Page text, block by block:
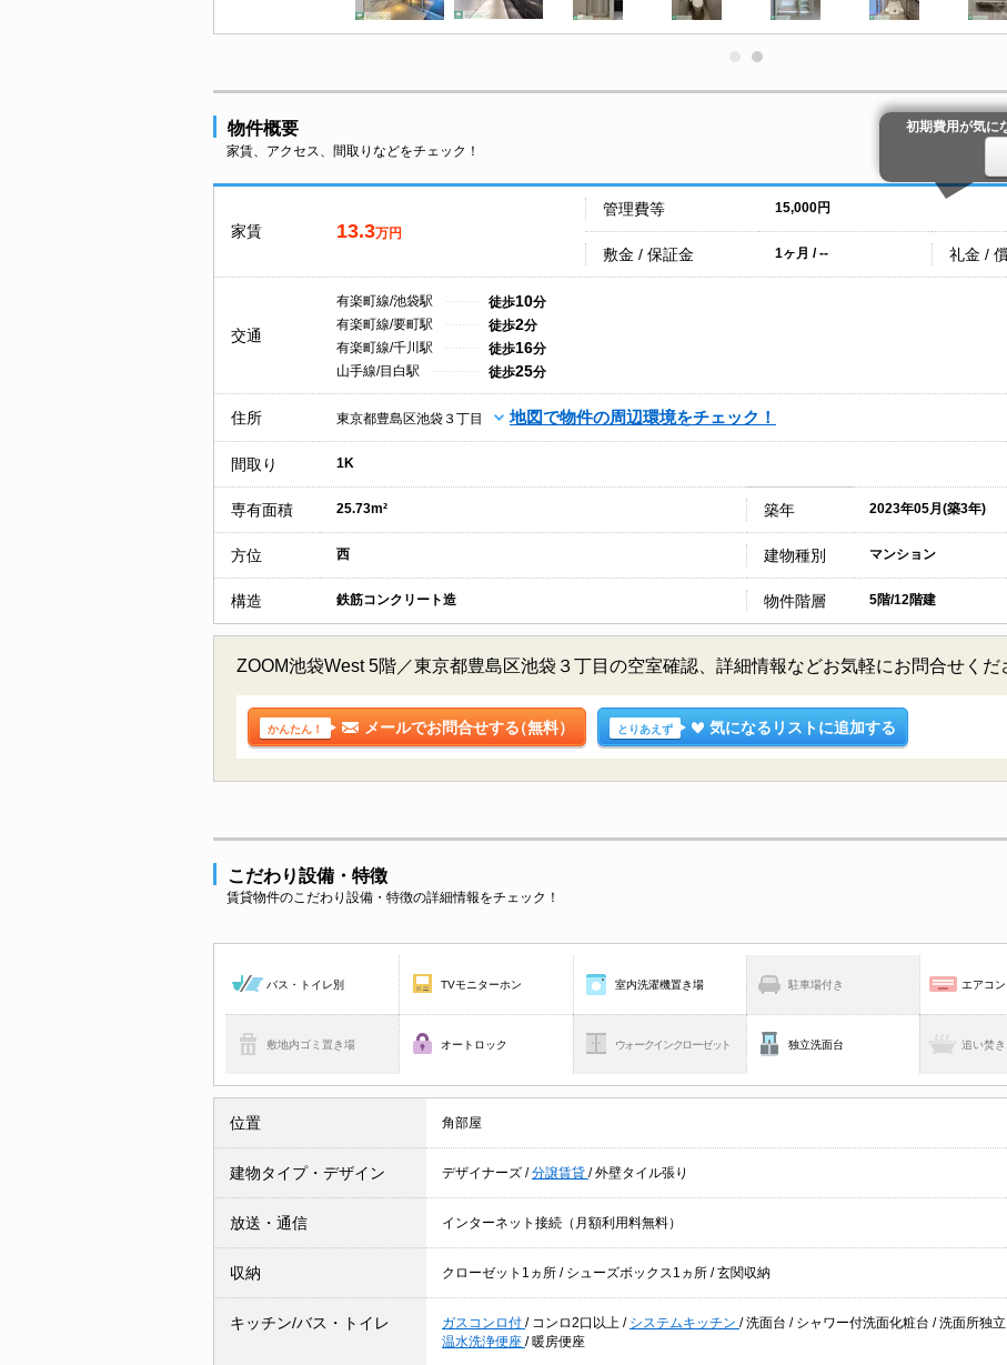
物件概要
家賃、アクセス、間取りなどをチェック！
初期費用が気に
家賃 13.3万円
管理費等 15,000円
敷金 / 保証金 1ヶ月 / -- 礼金 /
交通
有楽町線/池袋駅 徒歩10分
有楽町線/要町駅
徒歩2分
有楽町線/千川駅
徒歩16分
山手線/目白駅
徒歩25分
住所 東京都豊島区池袋３丁目 地図で物件の周辺環境をチェック！
間取り 1K
専有面積 25.73m² 築年 2023年05月(築3年)
方位 西 建物種別 マンション
構造 鉄筋コンクリート造 物件階層 5階/12階建
ZOOM池袋West 5階／東京都豊島区池袋３丁目の空室確認、詳細情報などお気軽にお問合せくだ
かんたん！ メールでお問合せする（無料） とりあえず 気になるリストに追加する
こだわり設備・特徴
賃貸物件のこだわり設備・特徴の詳細情報をチェック！
バス・トイレ別 TVモニターホン 室内洗濯機置き場 駐車場付き エアコン
敷地内ゴミ置き場 オートロック ウォークインクローゼット 独立洗面台 追い焚き
位置 角部屋
建物タイプ・デザイン デザイナーズ /分譲賃貸 /外壁タイル張り
放送・通信 インターネット接続（月額利用料無料）
収納 クローゼット1ヵ所 / シューズボックス1ヵ所 /玄関収納
キッチン/バス・トイレ ガスコンロ付 / コンロ2口以上 / システムキッチン /洗面台 / シャワー付洗面化粧台 /洗面所独立
温水洗浄便座 / 暖房便座